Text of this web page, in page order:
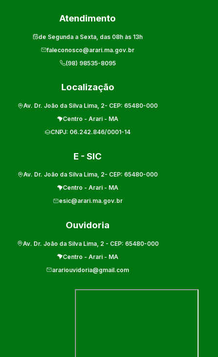
Atendimento
de Segunda a Sexta, das 08h às 13h
faleconosco@arari.ma.gov.br
(98) 98535-8095
Localização
Av. Dr. João da Silva Lima, 2- CEP: 65480-000
Centro - Arari - MA
CNPJ: 06.242.846/0001-14
E - SIC
Av. Dr. João da Silva Lima, 2- CEP: 65480-000
Centro - Arari - MA
esic@arari.ma.gov.br
Ouvidoria
Av. Dr. João da Silva Lima, 2 - CEP: 65480-000
Centro - Arari - MA
arariouvidoria@gmail.com